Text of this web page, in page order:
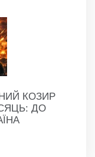
КОЗИР
ДО